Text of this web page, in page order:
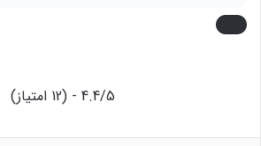
4.4/5 - (12 امتیاز)